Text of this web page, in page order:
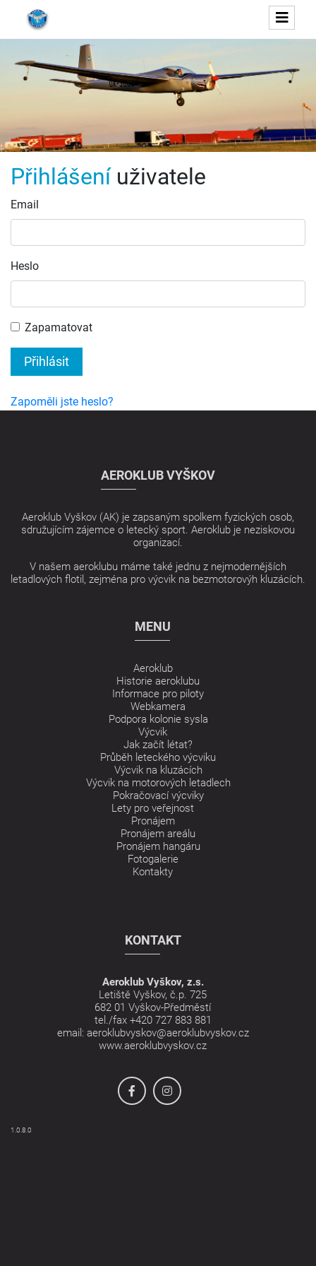
Přihlášeníuživatele
Email
Heslo
Zapamatovat
Přihlásit
Zapoměli jste heslo?
AEROKLUB VYŠKOV
Aeroklub Vyškov (AK) je zapsaným spolkem fyzických osob,
sdružujícím zájemce o letecký sport. Aeroklub je neziskovou
organizací.
V našem aeroklubu máme také jednu z nejmodernějších
letadlových flotil, zejména pro výcvik na bezmotorovýh kluzácích.
MENU
Aeroklub
Historie aeroklubu
Informace pro piloty
Webkamera
Podpora kolonie sysla
Výcvik
Jak začít létat?
Průběh leteckého výcviku
Výcvik na kluzácích
Výcvik na motorových letadlech
Pokračovací výcviky
Lety pro veřejnost
Pronájem
Pronájem areálu
Pronájem hangáru
Fotogalerie
Kontakty
KONTAKT
Aeroklub Vyškov, z.s.
Letiště Vyškov, č.p. 725
682 01 Vyškov-Předměstí
tel./fax +420 727 883 881
email: aeroklubvyskov@aeroklubvyskov.cz
www.aeroklubvyskov.cz
1.0.8.0